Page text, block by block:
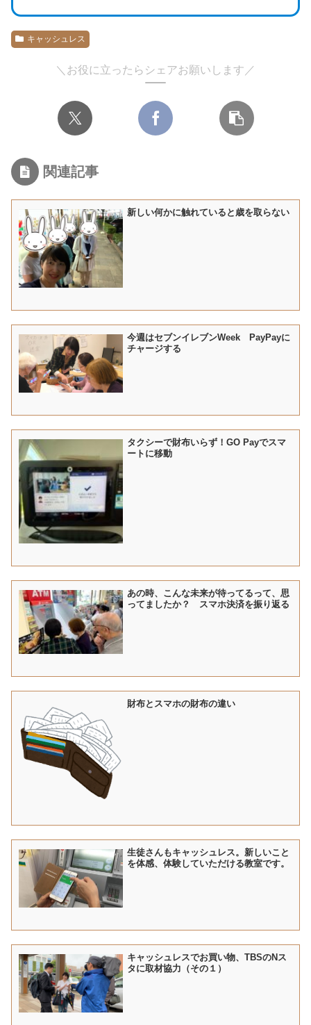
キャッシュレス
＼お役に立ったらシェアお願いします／
関連記事
新しい何かに触れていると歳を取らない
今週はセブンイレブンWeek PayPayに
チャージする
タクシーで財布いらず！GO Payでスマ
ートに移動
あの時、こんな未来が待ってるって、思
ってましたか？ スマホ決済を振り返る
財布とスマホの財布の違い
生徒さんもキャッシュレス。新しいこと
を体感、体験していただける教室です。
キャッシュレスでお買い物、TBSのNス
タに取材協力（その１）